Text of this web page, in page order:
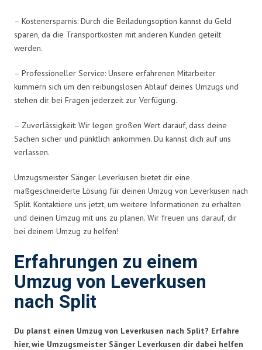
– Kostenersparnis: Durch die Beiladungsoption kannst du Geld
sparen, da die Transportkosten mit anderen Kunden geteilt
werden.
– Professioneller Service: Unsere erfahrenen Mitarbeiter
kümmern sich um den reibungslosen Ablauf deines Umzugs und
stehen dir bei Fragen jederzeit zur Verfügung.
– Zuverlässigkeit: Wir legen großen Wert darauf, dass deine
Sachen sicher und pünktlich ankommen. Du kannst dich auf uns
verlassen.
Umzugsmeister Sänger Leverkusen bietet dir eine
maßgeschneiderte Lösung für deinen Umzug von Leverkusen nach
Split. Kontaktiere uns jetzt, um weitere Informationen zu erhalten
und deinen Umzug mit uns zu planen. Wir freuen uns darauf, dir
bei deinem Umzug zu helfen!
Erfahrungen zu einem
Umzug von Leverkusen
nach Split
Du planst einen Umzug von Leverkusen nach Split? Erfahre
hier, wie Umzugsmeister Sänger Leverkusen dir dabei helfen